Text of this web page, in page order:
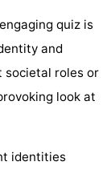
quiz is
and
societal roles or
look at
identities